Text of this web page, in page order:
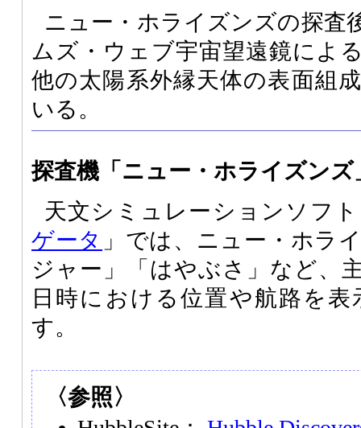
ニュー・ホライズンズの探査
ムズ・ウェブ宇宙望遠鏡によ
他の太陽系外縁天体の表面組
いる。
探査機「ニュー・ホライズンズ
天文シミュレーションソフ
ゲータ 」では、ニュー・ホラ
ジャー」「はやぶさ」など、
日時における位置や航路を
す。
〈参照〉